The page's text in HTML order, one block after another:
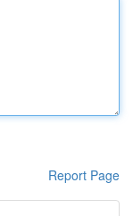
Report Page